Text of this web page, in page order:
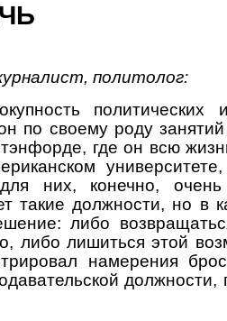
политолог:
политических
по своему роду
где он всю
них, конечно,
такие должности, но в
либо
либо лишиться этой
намерения